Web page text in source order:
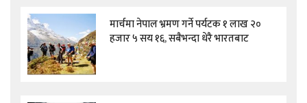
मार्चमा नेपाल भ्रमण गर्ने पर्यटक १ लाख २०
हजार ५ सय १६, सबैभन्दा धेरै भारतबाट